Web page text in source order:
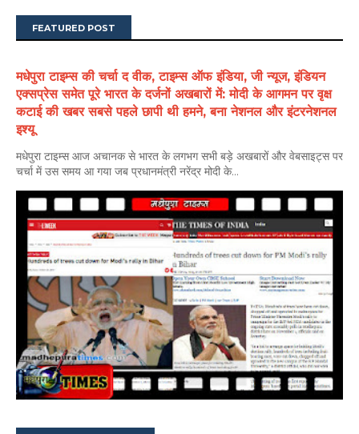
FEATURED POST
मधेपुरा टाइम्स की चर्चा द वीक, टाइम्स ऑफ इंडिया, जी न्यूज, इंडियन
एक्सप्रेस समेत पूरे भारत के दर्जनों अखबारों में: मोदी के आगमन पर वृक्ष
कटाई की खबर सबसे पहले छापी थी हमने, बना नेशनल और इंटरनेशनल
इश्यू
मधेपुरा टाइम्स आज अचानक से भारत के लगभग सभी बड़े अखबारों और वेबसाइट्स पर
चर्चा में उस समय आ गया जब प्रधानमंत्री नरेंद्र मोदी के...